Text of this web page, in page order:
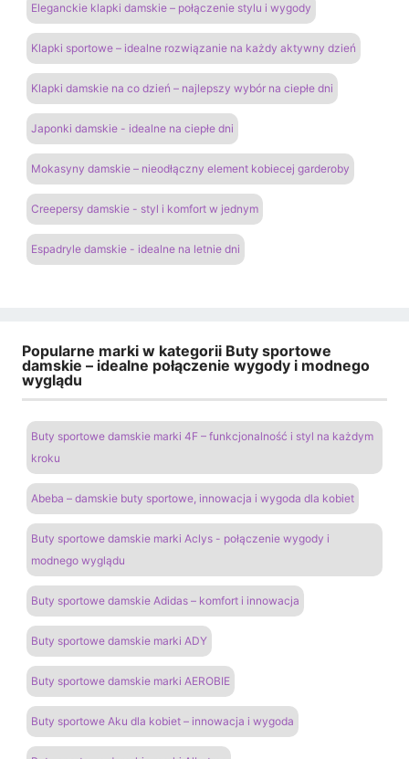
Eleganckie klapki damskie – połączenie stylu i wygody
Klapki sportowe – idealne rozwiązanie na każdy aktywny dzień
Klapki damskie na co dzień – najlepszy wybór na ciepłe dni
Japonki damskie - idealne na ciepłe dni
Mokasyny damskie – nieodłączny element kobiecej garderoby
Creepersy damskie - styl i komfort w jednym
Espadryle damskie - idealne na letnie dni
Popularne marki w kategorii Buty sportowe
damskie – idealne połączenie wygody i modnego
wyglądu
Buty sportowe damskie marki 4F – funkcjonalność i styl na każdym
kroku
Abeba – damskie buty sportowe, innowacja i wygoda dla kobiet
Buty sportowe damskie marki Aclys - połączenie wygody i
modnego wyglądu
Buty sportowe damskie Adidas – komfort i innowacja
Buty sportowe damskie marki ADY
Buty sportowe damskie marki AEROBIE
Buty sportowe Aku dla kobiet – innowacja i wygoda